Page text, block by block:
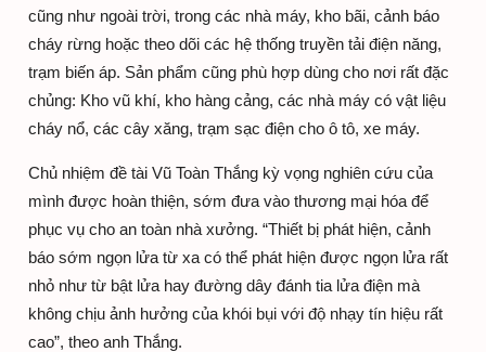
cũng như ngoài trời, trong các nhà máy, kho bãi, cảnh báo
cháy rừng hoặc theo dõi các hệ thống truyền tải điện năng,
trạm biến áp. Sản phẩm cũng phù hợp dùng cho nơi rất đặc
chủng: Kho vũ khí, kho hàng cảng, các nhà máy có vật liệu
cháy nổ, các cây xăng, trạm sạc điện cho ô tô, xe máy.
Chủ nhiệm đề tài Vũ Toàn Thắng kỳ vọng nghiên cứu của
mình được hoàn thiện, sớm đưa vào thương mại hóa để
phục vụ cho an toàn nhà xưởng. “Thiết bị phát hiện, cảnh
báo sớm ngọn lửa từ xa có thể phát hiện được ngọn lửa rất
nhỏ như từ bật lửa hay đường dây đánh tia lửa điện mà
không chịu ảnh hưởng của khói bụi với độ nhạy tín hiệu rất
cao”, theo anh Thắng.